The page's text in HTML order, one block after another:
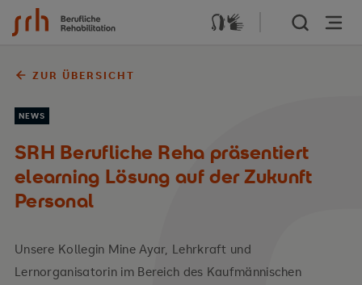
Zum Inhalt springen
ZUR ÜBERSICHT
NEWS
SRH Berufliche Reha präsentiert
elearning Lösung auf der Zukunft
Personal
Unsere Kollegin Mine Ayar, Lehrkraft und
Lernorganisatorin im Bereich des Kaufmännischen